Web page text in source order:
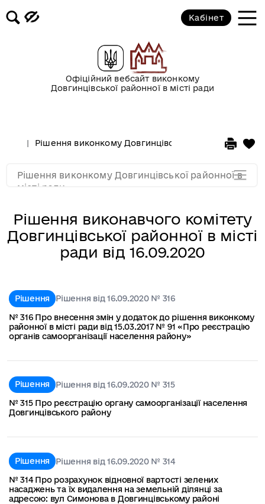
Офіційний вебсайт виконкому
Довгинцівської районної в місті ради
Кабінет
Рішення виконкому Довгинцівської районної в
Рішення виконавчого комітету
Довгинцівської районної в місті
ради від 16.09.2020
Рішення
Рішення від 16.09.2020 № 316
№ 316 Про внесення змін у додаток до рішення виконкому
районної в місті ради від 15.03.2017 № 91 «Про реєстрацію
органів самоорганізації населення району»
Рішення
Рішення від 16.09.2020 № 315
№ 315 Про реєстрацію органу самоорганізації населення
Довгинцівського району
Рішення
Рішення від 16.09.2020 № 314
№ 314 Про розрахунок відновної вартості зелених
насаджень та їх видалення на земельній ділянці за
адресою: вул Симонова в Довгинцівському районі
Рішення виконкому Довгинцівської районної в
місті ради
2017 рік
2015 рік
2013 рік
2012 рік